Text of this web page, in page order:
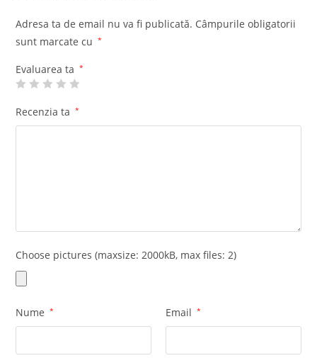
1
n
Adresa ta de email nu va fi publicată. Câmpurile obligatorii
sunt marcate cu
*
Evaluarea ta *
Recenzia ta *
Choose pictures (maxsize: 2000kB, max files: 2)
Nume * Email *